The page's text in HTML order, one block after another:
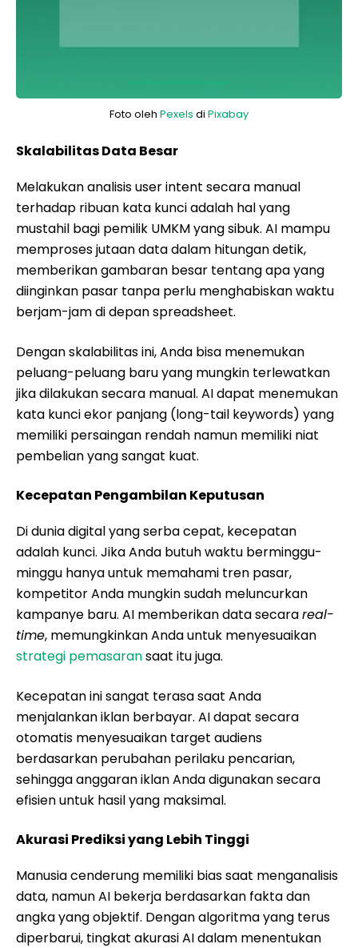
Foto oleh Pexels di Pixabay
Skalabilitas Data Besar
Melakukan analisis user intent secara manual
terhadap ribuan kata kunci adalah hal yang
mustahil bagi pemilik UMKM yang sibuk. AI mampu
memproses jutaan data dalam hitungan detik,
memberikan gambaran besar tentang apa yang
diinginkan pasar tanpa perlu menghabiskan waktu
berjam-jam di depan spreadsheet.
Dengan skalabilitas ini, Anda bisa menemukan
peluang-peluang baru yang mungkin terlewatkan
jika dilakukan secara manual. AI dapat menemukan
kata kunci ekor panjang (long-tail keywords) yang
memiliki persaingan rendah namun memiliki niat
pembelian yang sangat kuat.
Kecepatan Pengambilan Keputusan
Di dunia digital yang serba cepat, kecepatan
adalah kunci. Jika Anda butuh waktu berminggu-
minggu hanya untuk memahami tren pasar,
kompetitor Anda mungkin sudah meluncurkan
kampanye baru. AI memberikan data secarareal-
time, memungkinkan Anda untuk menyesuaikan
strategi pemasaransaat itu juga.
Kecepatan ini sangat terasa saat Anda
menjalankan iklan berbayar. AI dapat secara
otomatis menyesuaikan target audiens
berdasarkan perubahan perilaku pencarian,
sehingga anggaran iklan Anda digunakan secara
efisien untuk hasil yang maksimal.
Akurasi Prediksi yang Lebih Tinggi
Manusia cenderung memiliki bias saat menganalisis
data, namun AI bekerja berdasarkan fakta dan
angka yang objektif. Dengan algoritma yang terus
diperbarui, tingkat akurasi AI dalam menentukan